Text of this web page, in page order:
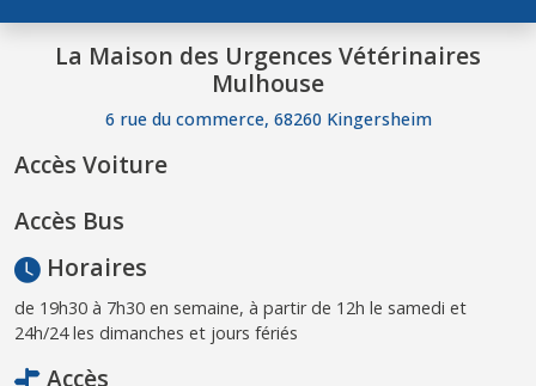
La Maison des Urgences Vétérinaires
Mulhouse
6 rue du commerce, 68260 Kingersheim
Accès Voiture
Accès Bus
Horaires
de 19h30 à 7h30 en semaine, à partir de 12h le samedi et
24h/24 les dimanches et jours fériés
Accès